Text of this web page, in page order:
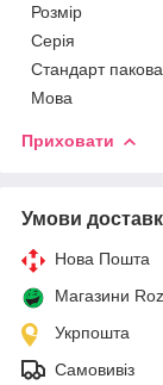
Розмір
Серія
Стандарт
Мова
Приховати
Умови
Нова Пошта
Магазини
Укрпошта
Самовивіз